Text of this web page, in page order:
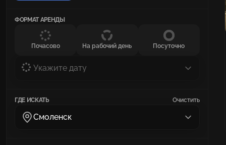
ФОРМАТ АРЕНДЫ
Почасово На рабочий день Посуточно
Укажите дату
ГДЕ ИСКАТЬ Очистить
Смоленск